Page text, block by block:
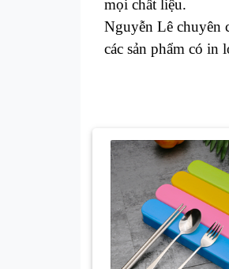
mọi chất liệu.
Nguyễn Lê chuyên
các sản phẩm có in